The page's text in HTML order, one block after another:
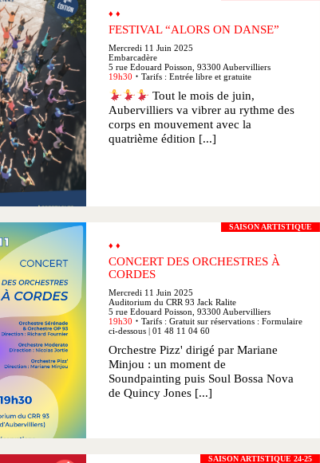
♦ ♦
FESTIVAL “ALORS ON DANSE”
Mercredi 11 Juin 2025
Embarcadère
5 rue Edouard Poisson, 93300 Aubervilliers
19h30
● Tarifs : Entrée libre et gratuite
Tout le mois de juin,
Aubervilliers va vibrer au rythme des
corps en mouvement avec la
quatrième édition [...]
SAISON ARTISTIQUE
♦ ♦
CONCERT DES ORCHESTRES À
CORDES
Mercredi 11 Juin 2025
Auditorium du CRR 93 Jack Ralite
5 rue Edouard Poisson, 93300 Aubervilliers
19h30
●
Tarifs : Gratuit sur réservations : Formulaire
ci-dessous | 01 48 11 04 60
Orchestre Pizz' dirigé par Mariane
Minjou : un moment de
Soundpainting puis Soul Bossa Nova
de Quincy Jones [...]
SAISON ARTISTIQUE 24-25